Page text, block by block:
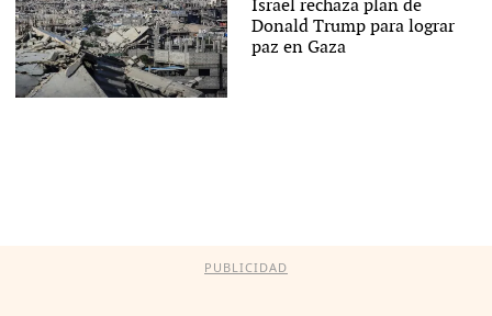
Israel rechaza plan de
Donald Trump para lograr
paz en Gaza
PUBLICIDAD